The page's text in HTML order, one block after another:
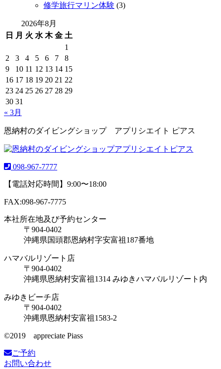
修学旅行マリン体験 (3)
2026年8月
日
月 火 水 木 金 土
1
2
3 4 5 6 7
8
9
10 11 12 13 14 15
16 17 18 19 20 21 22
23 24 25 26 27 28 29
30 31
« 3月
恩納村のダイビングショップ アプリシエイト ピアス
098-967-7777
【電話対応時間】9:00〜18:00
FAX:098-967-7775
本社所在地及び予約センター
〒904-0402
沖縄県国頭郡恩納村字安富祖187番地
ハマバルリゾート店
〒904-0402
沖縄県恩納村安富祖1314 みゆきハマバルリゾート内
みゆきビーチ店
〒904-0402
沖縄県恩納村安富祖1583-2
©️2019 appreciate Piass
ご予約
お問い合わせ